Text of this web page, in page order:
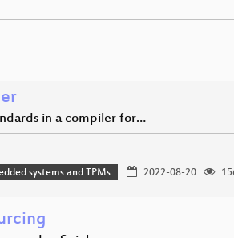
in a compiler for…
systems and TPMs 2022-08-20